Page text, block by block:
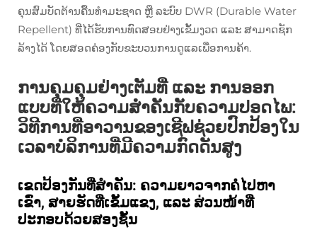
ຄຸນສົມບັດຕ້ານຄື້ນທຳມະຊາດ ຫຼື ລະບົບ DWR (Durable Water
Repellent) ທີ່ໄດ້ຮັບການທົດສອບຢ່າງເຂັ້ມງວດ ແລະ ສາມາດຊັກ
ລ້າງໄດ້ ໂດຍສອດຄ່ອງກັບຂະບວນການດູແລເພື່ອການຄ້າ.
ການຄຸມຄຸມຢ່າງເຕັມທີ່ ແລະ ການອອກ
ແບບທີ່ໃຫ້ຄວາມສຳຄັນກັບຄວາມປອດໄພ:
ວິທີການທີ່ອາວານຂອງເຊີຟຊ່ວຍປົກປ້ອງໃນ
ເວລາບໍລິການທີ່ມີຄວາມກົດດັນສູງ
ເຂດປ້ອງກັນທີ່ສຳຄັນ: ຄວາມຍາວຈາກຄໍໄປຫາ
ເຂົ່າ, ສາຍຮັດທີ່ເຂັ້ມແຂງ, ແລະ ສ່ວນໜ້າທີ່
ປະກອບດ້ວຍສອງຊັ້ນ